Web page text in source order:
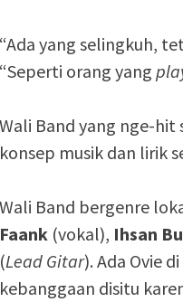
“Ada yang selingkuh,
“Seperti orang yang
Wali Band yang nge-hit
konsep musik dan lirik
Wali Band bergenre
Faank (vokal), Ihsan
(Lead Gitar). Ada Ovie
kebanggaan disitu